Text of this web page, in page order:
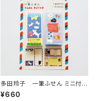
多田玲子 一筆ふせん ミニ付箋
セット CAT・ DOGS
¥660